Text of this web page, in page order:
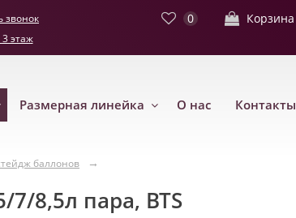
звонок 0 Корзина
этаж
Размерная линейка О нас Контакты
баллонов
8,5л пара, BTS